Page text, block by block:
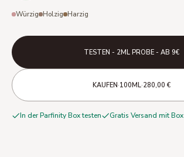
Würzig Holzig Harzig
TESTEN - 2ML PROBE - AB 9€
KAUFEN·100ML·280,00 €
In der Parfinity Box testen Gratis Versand mit Box